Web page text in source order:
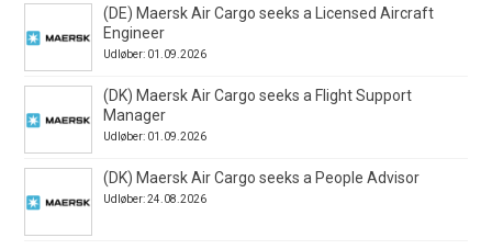
(DE) Maersk Air Cargo seeks a Licensed Aircraft
Engineer
Udløber: 01.09.2026
(DK) Maersk Air Cargo seeks a Flight Support
Manager
Udløber: 01.09.2026
(DK) Maersk Air Cargo seeks a People Advisor
Udløber: 24.08.2026